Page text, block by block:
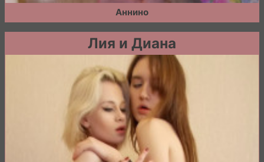
Аннино
Лия и Диана